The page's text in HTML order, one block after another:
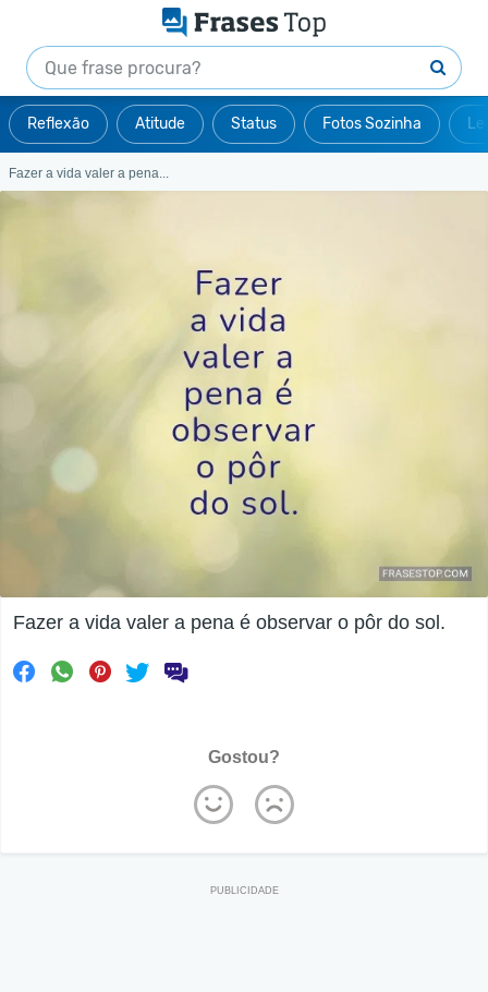
Reflexão Atitude Status Fotos Sozinha
Fazer a vida valer a pena...
Fazer a vida valer a pena é observar o pôr do sol.
Gostou?